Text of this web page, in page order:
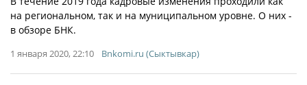
на региональном, так и на муниципальном уровне. О них -
в обзоре БНК.
1 января 2020, 22:10 Bnkomi.ru (Сыктывкар)